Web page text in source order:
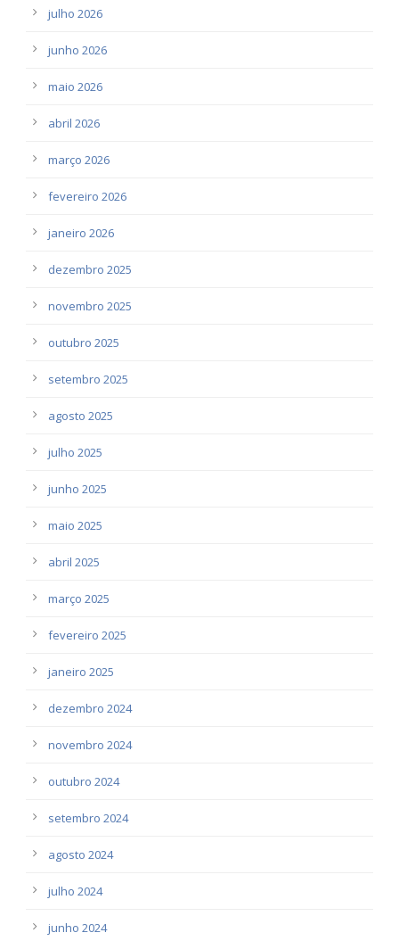
julho 2026
junho 2026
maio 2026
abril 2026
março 2026
fevereiro 2026
janeiro 2026
dezembro 2025
novembro 2025
outubro 2025
setembro 2025
agosto 2025
julho 2025
junho 2025
maio 2025
abril 2025
março 2025
fevereiro 2025
janeiro 2025
dezembro 2024
novembro 2024
outubro 2024
setembro 2024
agosto 2024
julho 2024
junho 2024